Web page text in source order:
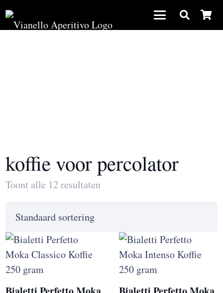
koffie voor percolator
Toont alle 12 resultaten